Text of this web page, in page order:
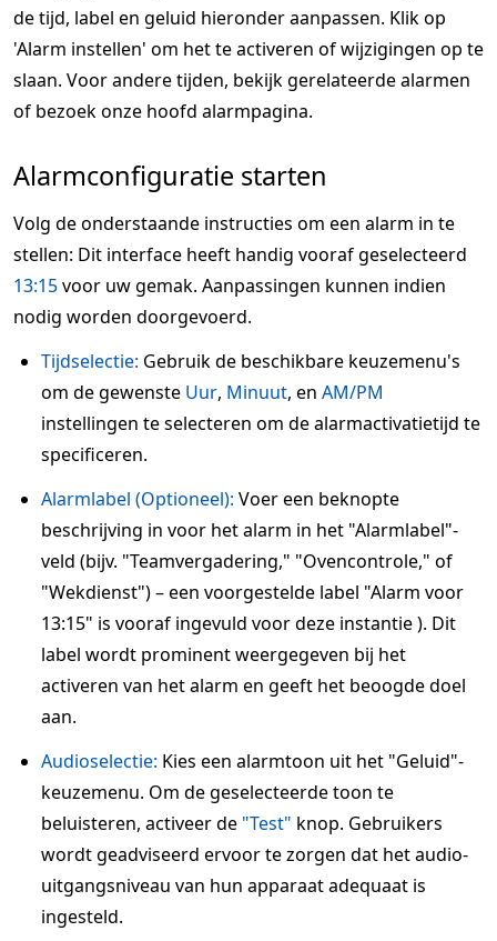
de tijd, label en geluid hieronder aanpassen. Klik op
'Alarm instellen' om het te activeren of wijzigingen op te
slaan. Voor andere tijden, bekijk gerelateerde alarmen
of bezoek onze hoofd alarmpagina.
Alarmconfiguratie starten
Volg de onderstaande instructies om een alarm in te
stellen: Dit interface heeft handig vooraf geselecteerd
13:15voor uw gemak. Aanpassingen kunnen indien
nodig worden doorgevoerd.
Tijdselectie: Gebruik de beschikbare keuzemenu's
om de gewenste Uur, Minuut, en AM/PM
instellingen te selecteren om de alarmactivatietijd te
specificeren.
Alarmlabel (Optioneel): Voer een beknopte
beschrijving in voor het alarm in het "Alarmlabel"-
veld (bijv. "Teamvergadering," "Ovencontrole," of
"Wekdienst") – een voorgestelde label "Alarm voor
13:15" is vooraf ingevuld voor deze instantie ). Dit
label wordt prominent weergegeven bij het
activeren van het alarm en geeft het beoogde doel
aan.
Audioselectie: Kies een alarmtoon uit het "Geluid"-
keuzemenu. Om de geselecteerde toon te
beluisteren, activeer de "Test" knop. Gebruikers
wordt geadviseerd ervoor te zorgen dat het audio-
uitgangsniveau van hun apparaat adequaat is
ingesteld.